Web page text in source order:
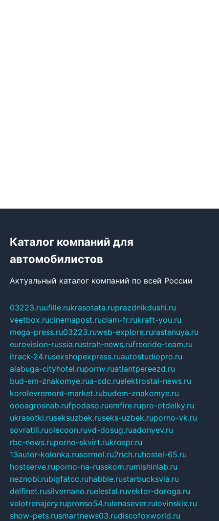
Каталог компаний для
автомобилистов
Актуальный каталог компаний по всей России
03223.ruufille.rukrasotata.ruprazdnikdushi.ru
veetbox.rucinemapost.ruciam-fr.rukraft-you.ru
mega-press.ru03223.ruweb-explore.rurastenuya.ru
eurovision-russia.rustrah-news.rufreeride-team.ru
itrack-24.rusexshopexpress.ruautostudiopro.ru
alabuga-cityhotel.rupornv.ruatlantpereezd.ru
bud-em-znakomye.rua-cdc.ruelektrostal-news.ru
korolevremont-market.rubudem-znakomye.ru
oooagrosnab.rufpodaso.ruemfire.rupro-otdelky.ru
ukrasotki.ruseksuzbek.ruseks-uzbek.ruporno-vk.ru
sovratili.ruolecoon.ruvd-dosug.ruadonyev.ru
rbc-news.ruporno-skvirt.rukrospr.ru
13autor-kolonka.rusormol.ru2rich.ruhostel-65.ru
hostserve.ruporno-na-russkom.rumishinlab.ru
neznobi.rubigfatcc.ruhabble.rustarbucksvia.ru
delfinet.rusilvernano.ruelestal.ruvektor-doroga.ru
velotrenajery.rupronso54.rulenasever.rulovinskix.ru
show-pets.rusmartnews03.rudiscofoxworld.ru